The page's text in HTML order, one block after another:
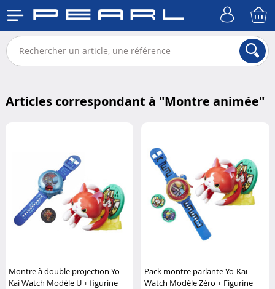
Articles correspondant à "Montre animée"
Montre à double projection Yo-
Kai Watch Modèle U + figurine
Pack montre parlante Yo-Kai
Watch Modèle Zéro + Figurine